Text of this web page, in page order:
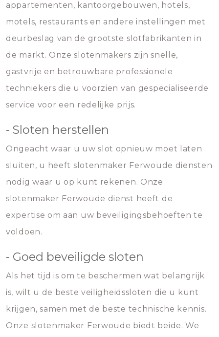
appartementen, kantoorgebouwen, hotels,
motels, restaurants en andere instellingen met
deurbeslag van de grootste slotfabrikanten in
de markt. Onze slotenmakers zijn snelle,
gastvrije en betrouwbare professionele
techniekers die u voorzien van gespecialiseerde
service voor een redelijke prijs.
- Sloten herstellen
Ongeacht waar u uw slot opnieuw moet laten
sluiten, u heeft slotenmaker Ferwoude diensten
nodig waar u op kunt rekenen. Onze
slotenmaker Ferwoude dienst heeft de
expertise om aan uw beveiligingsbehoeften te
voldoen.
- Goed beveiligde sloten
Als het tijd is om te beschermen wat belangrijk
is, wilt u de beste veiligheidssloten die u kunt
krijgen, samen met de beste technische kennis.
Onze slotenmaker Ferwoude biedt beide. We